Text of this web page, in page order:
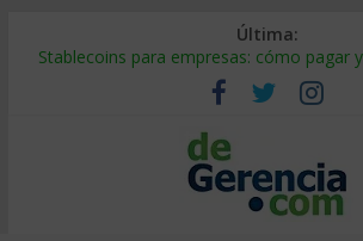
Última:
Stablecoins para empresas: cómo pagar
Despido silencioso: qué es y por qué sale
IA en selección de personal: cómo
Trabajo forzoso en la cadena de
Mercado hispano de EE. UU.: cómo